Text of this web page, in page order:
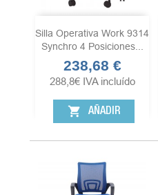
Silla Operativa Work 9314
Synchro 4 Posiciones...
Precio
238,68 €
288,8€ IVA incluído
shopping_cart AÑADIR